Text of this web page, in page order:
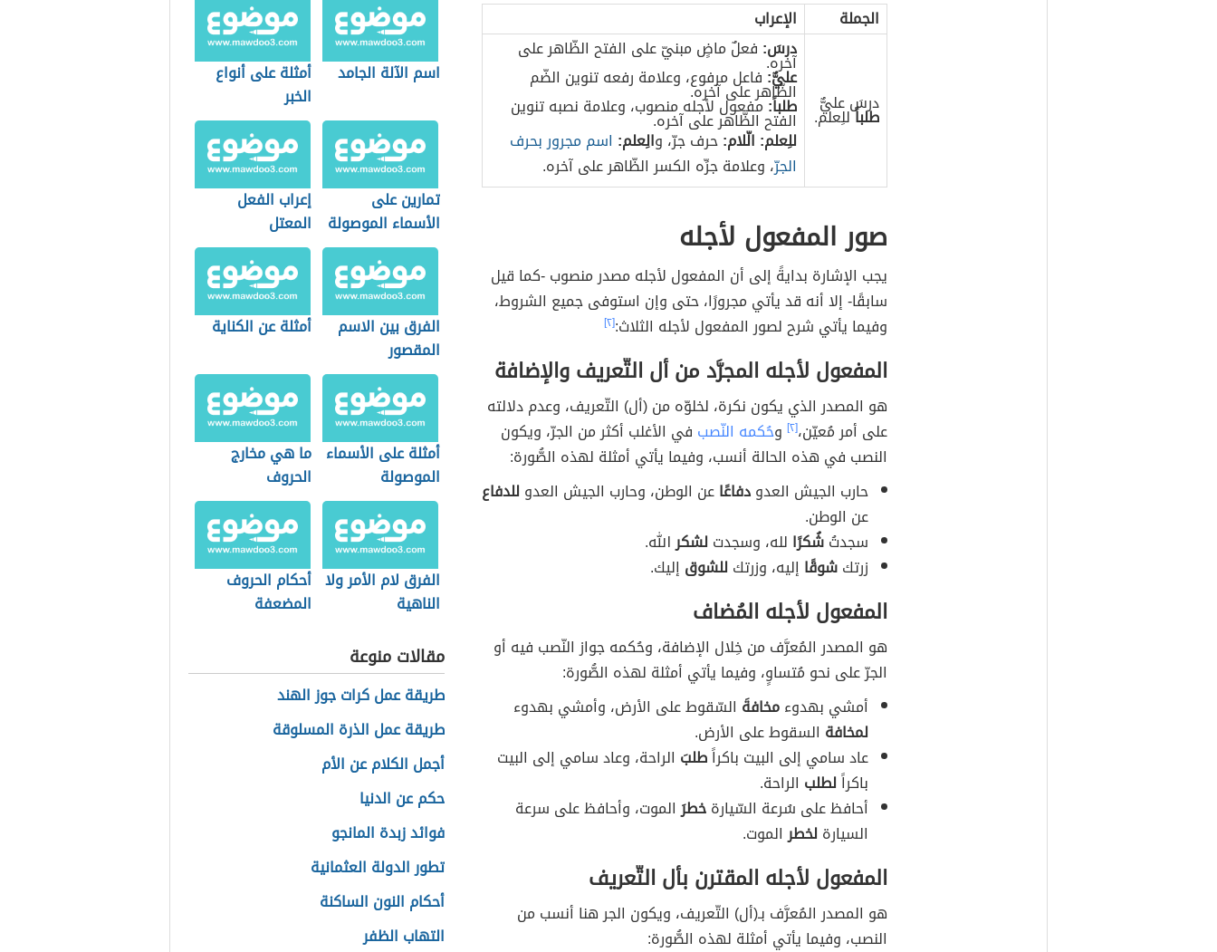
المفعول لأجله له يُسمّى كذلك بـ(المفعول من أجله) وهذا ما ذُكِر
في كتاب (التّحفة السّنيّة شرح المقدمة الأجروميّة).[١]
مِثال إعرابيّ على المفعول لأجله:
الجملة
الإعراب
درسَ:فعلٌ ماضٍ مبنيّ على الفتح الظّاهر على
آخره.
عليٌّ: فاعل مرفوع، وعلامة رفعه تنوين الضّم
الظّاهر على آخره.
الفتح الظّاهر على آخره.
للِعلم: الّلام:حرف جرّ، و
الجرّ ، وعلامة جرِّه الكسر الظّاهر على آخره.
صور المفعول لأجله
يجب الإشارة بدايةً إلى أن المفعول لأجله مصدر منصوب -كما قيل
سابقًا- إلا أنه قد يأتي مجرورًا، حتى وإن استوفى جميع الشروط،
وفيما يأتي شرح لصور المفعول لأجله الثلاث:[٢]
المفعول لأجله المجرَّد من أل التّعريف والإضافة
هو المصدر الذي يكون نكرة، لخلوّه من (أل) التّعريف، وعدم دلالته
على أمر مُعيّن، و حُكمه النّصبفي الأغلب أكثر من الجرّ، ويكون
النصب في هذه الحالة أنسب، وفيما يأتي أمثلة لهذه الصُّورة:
عن الوطن.
سجدتُشُكرًالله، وسجدتلشكرالله.
زرتك شوقًاإليه، وزرتكللشوق إليك.
المفعول لأجله المُضاف
هو المصدر المُعرَّف من خِلال الإضافة، وحُكمه جواز النّصب فيه أو
الجرّ على نحو مُتساوٍ، وفيما يأتي أمثلة لهذه الصُّورة:
أمشي بهدوءمخافةَالسّقوط على الأرض، وأمشي بهدوء
لمخافةالسقوط على الأرض.
باكراًلطلبالراحة.
أحافظ على سُرعة السّيارةخطرَالموت، وأحافظ على سرعة
السيارةلخطرالموت.
مقالات من تصنيف تعليم
اسم الآلة الجامد
أمثلة على أنواع
الخبر
تمارين على
الأسماء الموصولة
إعراب الفعل
المعتل
الفرق بين الاسم
المقصور
والمنقوص
أمثلة عن الكناية
أمثلة على الأسماء
الموصولة
ما هي مخارج
الحروف
الفرق لام الأمر ولا
الناهية
أحكام الحروف
المضعفة
مقالات منوعة
طريقة عمل كرات جوز الهند
طريقة عمل الذرة المسلوقة
أجمل الكلام عن الأم
حكم عن الدنيا
فوائد زبدة المانجو